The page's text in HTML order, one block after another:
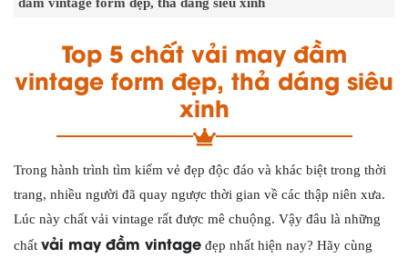
Top 5 chất vải may đầm
vintage form đẹp, thả dáng siêu
xinh
Trong hành trình tìm kiếm vẻ đẹp độc đáo và khác biệt trong thời
trang, nhiều người đã quay ngược thời gian về các thập niên xưa.
Lúc này chất vải vintage rất được mê chuộng. Vậy đâu là những
chất vải may đầm vintage đẹp nhất hiện nay? Hãy cùng